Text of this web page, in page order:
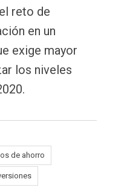
reto de
en un
exige mayor
los niveles
de ahorro